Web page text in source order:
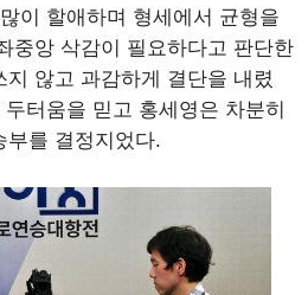
이 할애하며 형세에서 균형을
중앙 삭감이 필요하다고 판단한
않고 과감하게 결단을 내렸
터움을 믿고 홍세영은 차분히
부를 결정지었다.